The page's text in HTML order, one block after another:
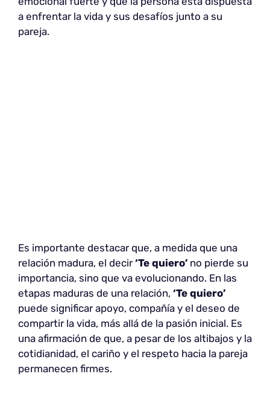
a enfrentar la vida y sus desafíos junto a su
pareja.
Es importante destacar que, a medida que una
relación madura, el decir‘Te quiero’ no pierde su
importancia, sino que va evolucionando. En las
etapas maduras de una relación, ‘Te quiero’
puede significar apoyo, compañía y el deseo de
compartir la vida, más allá de la pasión inicial. Es
una afirmación de que, a pesar de los altibajos y la
cotidianidad, el cariño y el respeto hacia la pareja
permanecen firmes.